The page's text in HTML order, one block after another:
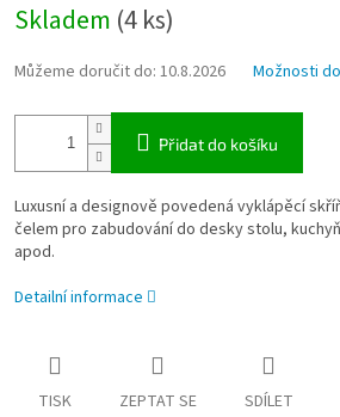
cena:
Skladem (4 ks)
Můžeme doručit do: 10.8.2026 Možnosti
Přidat do košíku
Luxusní a designově povedená vyklápěcí
čelem pro zabudování do desky stolu,
apod.
Detailní informace
TISK ZEPTAT SE SDÍLET